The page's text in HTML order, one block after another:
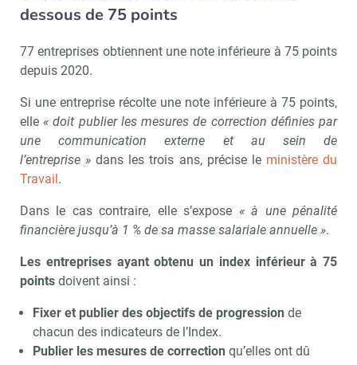
dessous de 75 points
77 entreprises obtiennent une note inférieure à 75 points
depuis 2020.
Si une entreprise récolte une note inférieure à 75 points,
elle « doit publier les mesures de correction définies par
une communication externe et au sein de
l’entreprise » dans les trois ans, précise le ministère du
Travail.
Dans le cas contraire, elle s’expose « à une pénalité
financière jusqu’à 1 % de sa masse salariale annuelle ».
Les entreprises ayant obtenu un index inférieur à 75
points doivent ainsi :
Fixer et publier des objectifs de progression de
chacun des indicateurs de l’Index.
Publier les mesures de correction qu’elles ont dû